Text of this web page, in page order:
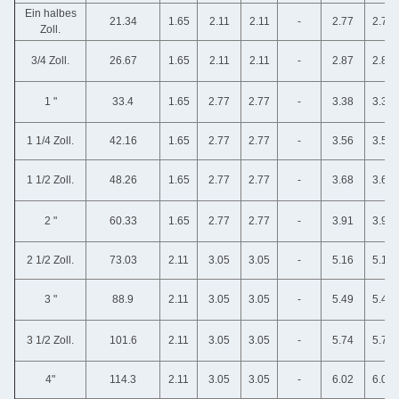
Ein halbes
Zoll.
21.34 1.65 2.11 2.11 - 2.77 2.77
3/4 Zoll. 26.67 1.65 2.11 2.11 - 2.87 2.87
1 " 33.4 1.65 2.77 2.77 - 3.38 3.38
1 1/4 Zoll. 42.16 1.65 2.77 2.77 - 3.56 3.56
1 1/2 Zoll. 48.26 1.65 2.77 2.77 - 3.68 3.68
2 " 60.33 1.65 2.77 2.77 - 3.91 3.91
2 1/2 Zoll. 73.03 2.11 3.05 3.05 - 5.16 5.16
3 " 88.9 2.11 3.05 3.05 - 5.49 5.49
3 1/2 Zoll. 101.6 2.11 3.05 3.05 - 5.74 5.74
4" 114.3 2.11 3.05 3.05 - 6.02 6.02